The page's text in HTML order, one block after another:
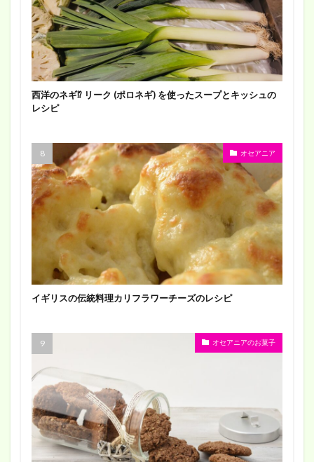
西洋のネギ⁉︎ リーク (ポロネギ) を使ったスープとキッシュの
レシピ
オセアニア
イギリスの伝統料理カリフラワーチーズのレシピ
オセアニアのお菓子